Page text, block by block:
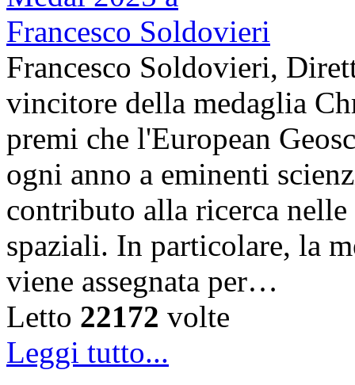
Francesco Soldovieri,
vincitore della medaglia
premi che l'European
ogni anno a eminenti
contributo alla ricerca nelle
spaziali. In particolare, la
viene assegnata per…
Letto 22172 volte
Leggi tutto...